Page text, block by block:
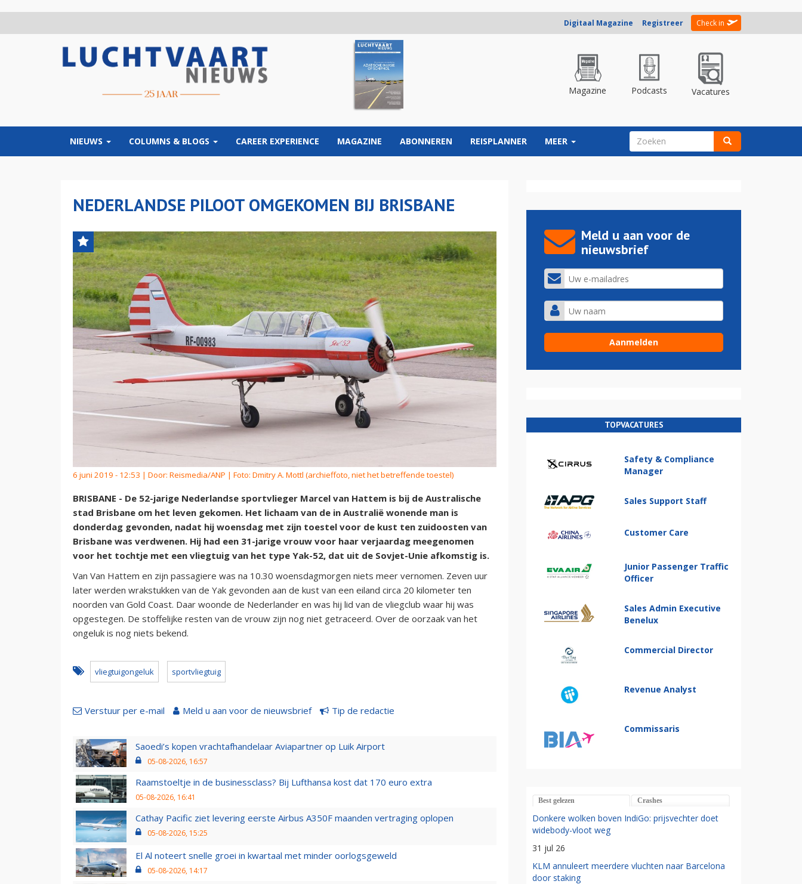
Digitaal Magazine Registreer Check in
Magazine Podcasts Vacatures
NIEUWS COLUMNS & BLOGS CAREER EXPERIENCE MAGAZINE ABONNEREN REISPLANNER MEER ZOEKVELD
NEDERLANDSE PILOOT OMGEKOMEN BIJ BRISBANE
6 juni 2019 - 12:53 | Door: Reismedia/ANP | Foto: Dmitry A. Mottl (archieffoto, niet het betreffende toestel)
BRISBANE - De 52-jarige Nederlandse sportvlieger Marcel van Hattem is bij de Australische
stad Brisbane om het leven gekomen. Het lichaam van de in Australië wonende man is
donderdag gevonden, nadat hij woensdag met zijn toestel voor de kust ten zuidoosten van
Brisbane was verdwenen. Hij had een 31-jarige vrouw voor haar verjaardag meegenomen
voor het tochtje met een vliegtuig van het type Yak-52, dat uit de Sovjet-Unie afkomstig is.
Van Van Hattem en zijn passagiere was na 10.30 woensdagmorgen niets meer vernomen. Zeven uur
later werden wrakstukken van de Yak gevonden aan de kust van een eiland circa 20 kilometer ten
noorden van Gold Coast. Daar woonde de Nederlander en was hij lid van de vliegclub waar hij was
opgestegen. De stoffelijke resten van de vrouw zijn nog niet getraceerd. Over de oorzaak van het
ongeluk is nog niets bekend.
vliegtuigongeluk sportvliegtuig
Verstuur per e-mail Meld u aan voor de nieuwsbrief Tip de redactie
Saoedi’s kopen vrachtafhandelaar Aviapartner op Luik Airport
05-08-2026, 16:57
Raamstoeltje in de businessclass? Bij Lufthansa kost dat 170 euro extra
05-08-2026, 16:41
Cathay Pacific ziet levering eerste Airbus A350F maanden vertraging oplopen
05-08-2026, 15:25
El Al noteert snelle groei in kwartaal met minder oorlogsgeweld
05-08-2026, 14:17
Meld u aan voor de
nieuwsbrief
TOPVACATURES
Safety & Compliance
Manager
Sales Support Staff
Customer Care
Junior Passenger Traffic
Officer
Sales Admin Executive
Benelux
Commercial Director
Revenue Analyst
Commissaris
Best gelezen Crashes
Donkere wolken boven IndiGo: prijsvechter doet
widebody-vloot weg
31 jul 26
KLM annuleert meerdere vluchten naar Barcelona
door staking